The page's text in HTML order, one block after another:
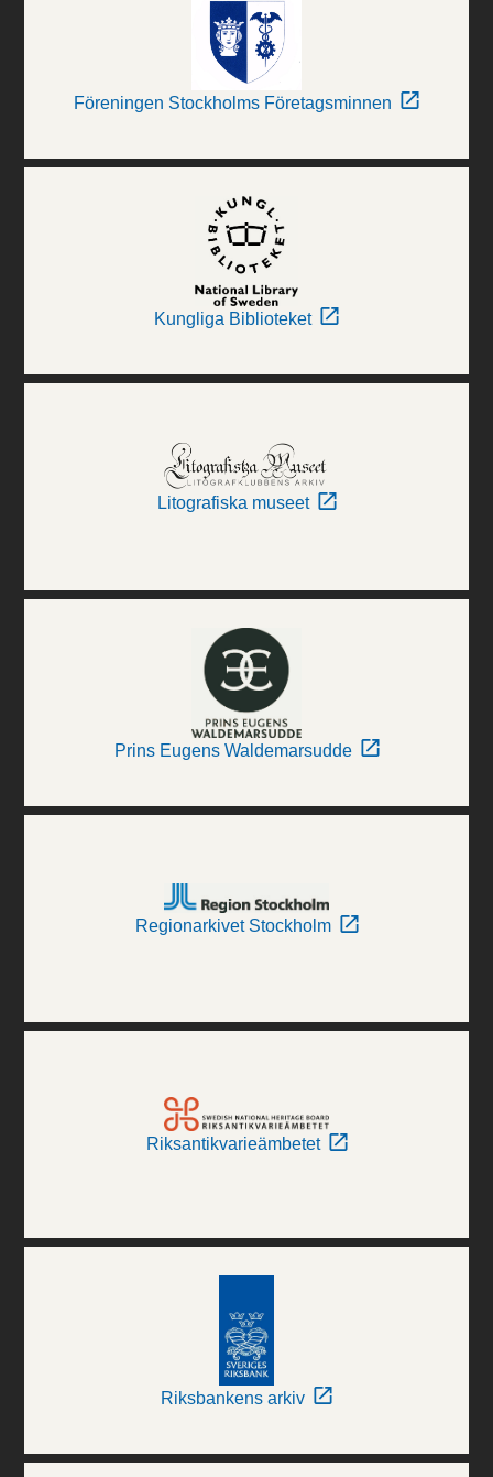
Föreningen Stockholms Företagsminnen
Kungliga Biblioteket
Litografiska museet
Prins Eugens Waldemarsudde
Regionarkivet Stockholm
Riksantikvarieämbetet
Riksbankens arkiv